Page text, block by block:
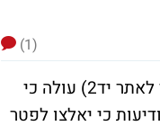
(1)
מסקירה שבוצעה על ידי אתר יד 2 דרושים (כך נקרא מעתה האתר ג'וב סיטי שעבר לאתר יד2) עולה כי
כי יאלצו לפטר